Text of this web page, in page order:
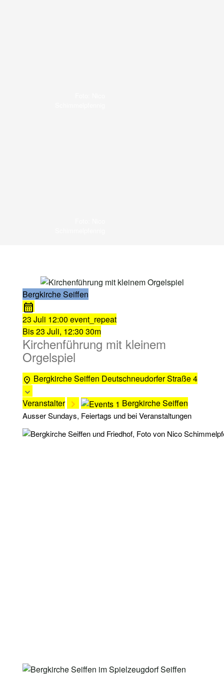
Bergkirche Seiffen
23 Juli 12:00 event_repeat
Bis23 Juli, 12:30 30m
Kirchenführung mit kleinem
Orgelspiel
Bergkirche Seiffen Deutschneudorfer Straße 4
Veranstalter Bergkirche Seiffen
Ausser Sundays, Feiertags und bei Veranstaltungen